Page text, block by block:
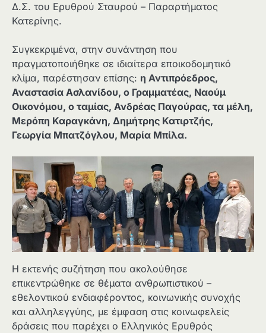
Δ.Σ. του Ερυθρού Σταυρού – Παραρτήματος
Κατερίνης.
Συγκεκριμένα, στην συνάντηση που
πραγματοποιήθηκε σε ιδιαίτερα εποικοδομητικό
κλίμα, παρέστησαν επίσης: η Αντιπρόεδρος,
Αναστασία Ασλανίδου, ο Γραμματέας, Ναούμ
Οικονόμου, ο ταμίας, Ανδρέας Παγούρας, τα μέλη,
Μερόπη Καραγκάνη, Δημήτρης Κατιρτζής,
Γεωργία Μπατζόγλου, Μαρία Μπίλα.
Η εκτενής συζήτηση που ακολούθησε
επικεντρώθηκε σε θέματα ανθρωπιστικού –
εθελοντικού ενδιαφέροντος, κοινωνικής συνοχής
και αλληλεγγύης, με έμφαση στις κοινωφελείς
δράσεις που παρέχει ο Ελληνικός Ερυθρός